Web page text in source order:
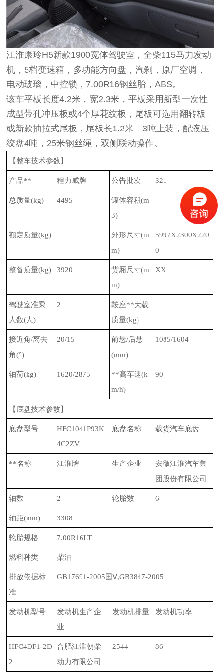
江淮康玲H5新款1900宽体驾驶室，全柴115马力发动
机，5档变速箱，多功能方向盘，汽刹，原厂空调，
电动玻璃，中控锁，7.00R16钢丝胎，ABS。
该车平板长度4.2米，宽2.3米，平板采用新型一次性
成型带孔冲压板或4个厚花纹板，尾板可选用翻转板
或新款抽拉式尾板，尾板长1.2米，3吨上装，配液压
绞盘4吨，25米钢丝绳，双侧联动操作。
【整车技术参数】
产品** 程力威牌 公告批次 321
总质量(kg) 4495 罐体容积(m
3)
额定质量(kg) 外形尺寸(m
m)
5997X2300X220
0
整备质量(kg) 3920 货厢尺寸(m
m)
XX
驾驶室准乘
人数(人)
2
鞍座**大载
质量(kg)
接近角/离去
角(°)
20/15 前悬/后悬
(mm)
1085/1604
轴荷(kg) 1620/2875 **高车速(k
m/h)
90
【底盘技术参数】
底盘型号
HFC1041P93K
4C2ZV
底盘名称 载货汽车底盘
**名称 江淮牌 生产企业
安徽江淮汽车集
团股份有限公司
轴数 2 轮胎数 6
轴距(mm) 3308
轮胎规格 7.00R16LT
燃料种类 柴油
排放依据标
准
GB17691-2005 国Ⅴ,GB3847-2005
发动机型号
发动机生产企
业
发动机排量 发动机功率
HFC4DF1-2D
2
合肥江淮朝柴
动力有限公司
2544 86